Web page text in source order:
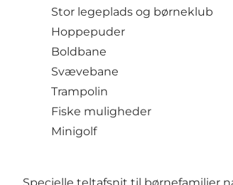
Stor legeplads og børneklub
Hoppepuder
Boldbane
Svævebane
Trampolin
Fiske muligheder
Minigolf